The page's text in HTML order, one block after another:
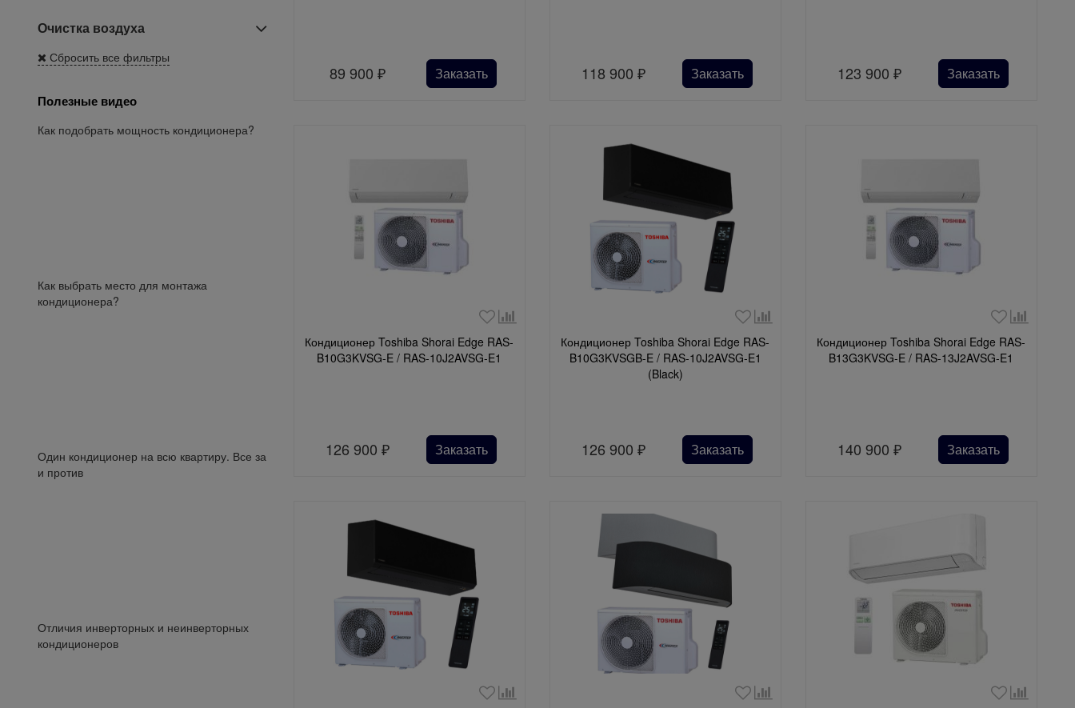
89 900 ₽ Заказать 118 900 ₽ Заказать 123 900 ₽ Заказать
Кондиционер Toshiba Shorai Edge RAS-
B10G3KVSG-E / RAS-10J2AVSG-E1
126 900 ₽ Заказать
Кондиционер Toshiba Shorai Edge RAS-
B10G3KVSGB-E / RAS-10J2AVSG-E1
(Black)
126 900 ₽ Заказать
Кондиционер Toshiba Shorai Edge RAS-
B13G3KVSG-E / RAS-13J2AVSG-E1
140 900 ₽ Заказать
Очистка воздуха
Сбросить все фильтры
Полезные видео
Как подобрать мощность кондиционера?
Как выбрать место для монтажа
кондиционера?
Один кондиционер на всю квартиру. Все за
и против
Отличия инверторных и неинверторных
кондиционеров